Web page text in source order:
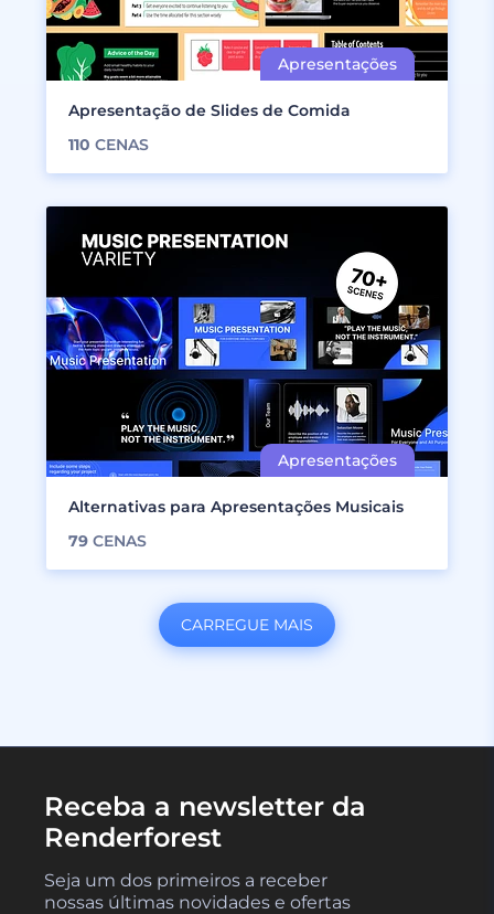
Apresentação de Slides de Comida
110 CENAS
Alternativas para Apresentações Musicais
79 CENAS
CARREGUE MAIS
Receba a newsletter da
Renderforest
Seja um dos primeiros a receber
nossas últimas novidades e ofertas